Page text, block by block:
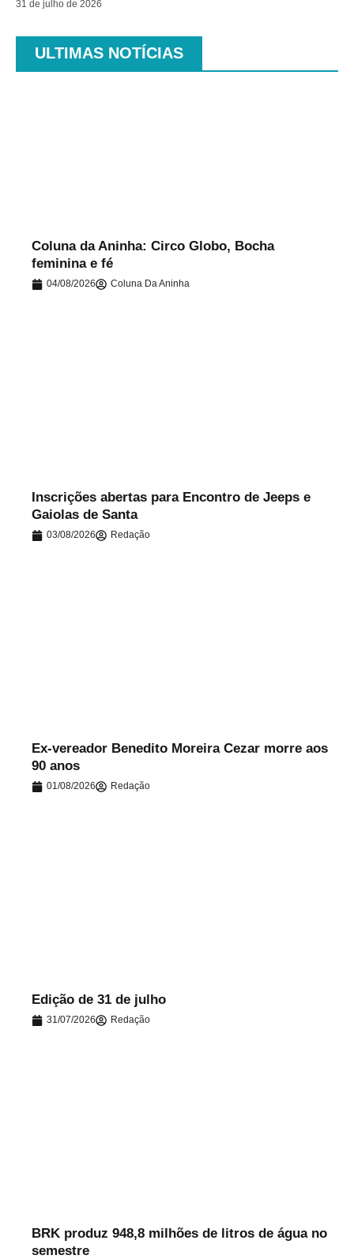
31 de julho de 2026
ULTIMAS NOTÍCIAS
Coluna da Aninha: Circo Globo, Bocha
feminina e fé
04/08/2026 Coluna Da Aninha
Inscrições abertas para Encontro de Jeeps e
Gaiolas de Santa
03/08/2026 Redação
Ex-vereador Benedito Moreira Cezar morre aos
90 anos
01/08/2026 Redação
Edição de 31 de julho
31/07/2026 Redação
BRK produz 948,8 milhões de litros de água no
semestre